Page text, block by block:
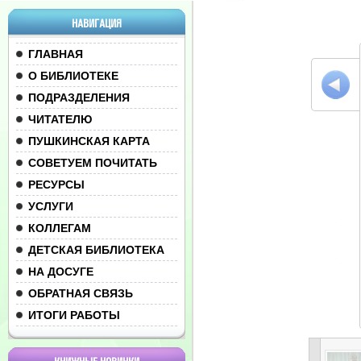
НАВИГАЦИЯ
ГЛАВНАЯ
О БИБЛИОТЕКЕ
ПОДРАЗДЕЛЕНИЯ
ЧИТАТЕЛЮ
ПУШКИНСКАЯ КАРТА
СОВЕТУЕМ ПОЧИТАТЬ
РЕСУРСЫ
УСЛУГИ
КОЛЛЕГАМ
ДЕТСКАЯ БИБЛИОТЕКА
НА ДОСУГЕ
ОБРАТНАЯ СВЯЗЬ
ИТОГИ РАБОТЫ